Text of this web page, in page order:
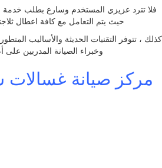
فلا تترد عزيزي المستخدم وسارع بطلب خدمة
حيث يتم التعامل مع كافة اعطال
كذلك ، تتوفر التقنيات الحديثة والأساليب
وخبراء الصيانة المدربين
مركز صيانة غسالات